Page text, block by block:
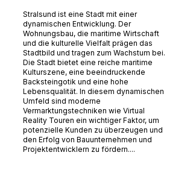
Stralsund ist eine Stadt mit einer
dynamischen Entwicklung. Der
Wohnungsbau, die maritime Wirtschaft
und die kulturelle Vielfalt prägen das
Stadtbild und tragen zum Wachstum bei.
Die Stadt bietet eine reiche maritime
Kulturszene, eine beeindruckende
Backsteingotik und eine hohe
Lebensqualität. In diesem dynamischen
Umfeld sind moderne
Vermarktungstechniken wie Virtual
Reality Touren ein wichtiger Faktor, um
potenzielle Kunden zu überzeugen und
den Erfolg von Bauunternehmen und
Projektentwicklern zu fördern....